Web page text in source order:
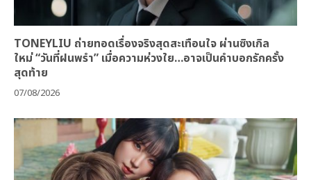
TONEYLIU ถ่ายทอดเรื่องจริงสุดสะเทือนใจ ผ่านซิงเกิล
ใหม่ “วันที่ฝนพรำ” เมื่อความห่วงใย…อาจเป็นคำบอกรักครั้ง
สุดท้าย
07/08/2026